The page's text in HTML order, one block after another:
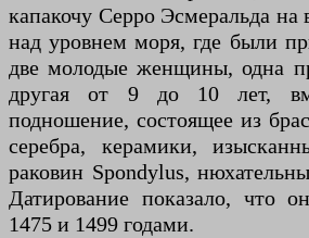
капакочу Серро Эсмеральда на
над уровнем моря, где были
две молодые женщины, одна
другая от 9 до 10 лет,
подношение, состоящее из
серебра, керамики,
раковин Spondylus,
Датирование показало, что
1475 и 1499 годами.